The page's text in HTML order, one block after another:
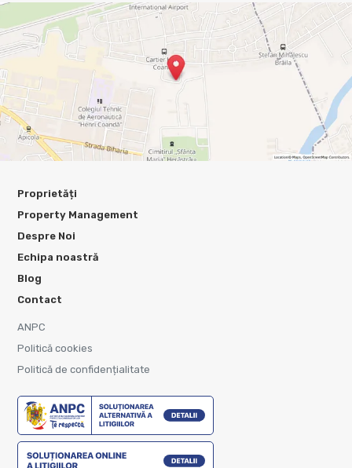
Proprietăți
Property Management
Despre Noi
Echipa noastră
Blog
Contact
ANPC
Politică cookies
Politică de confidențialitate